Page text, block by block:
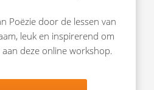
Poëzie door de lessen van
leuk en inspirerend om
deze online workshop.